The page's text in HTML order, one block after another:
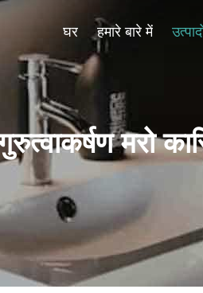
घर हमारे बारे में
मरो